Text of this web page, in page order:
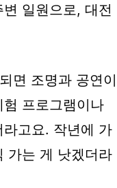
일원으로, 대전
면 조명과 공연이
프로그램이나
고요. 작년에 가
가는 게 낫겠더라